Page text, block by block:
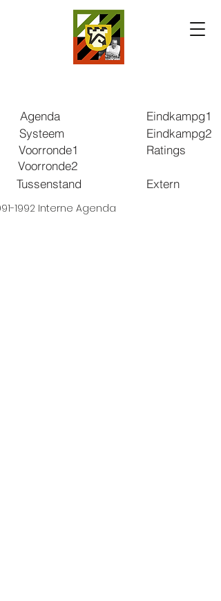
Agenda
Systeem
Voorronde1
Voorronde2
Tussenstand
Eindkampg1
Eindkampg2
Ratings
Extern
1992 Interne Agenda